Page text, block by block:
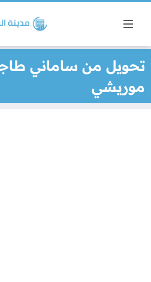
تحويل من ساماني
موريشي